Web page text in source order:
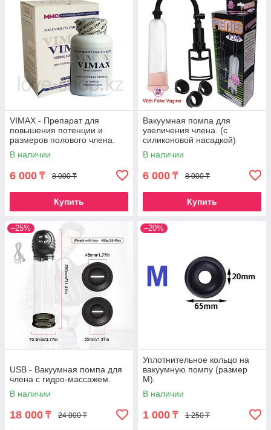
VIMAX - Препарат для
повышения потенции и
размеров полового члена.
В наличии
6 000 ₸ 8 000 ₸
Купить
Вакуумная помпа для
увеличения члена. (с
силиконовой насадкой)
В наличии
6 000 ₸ 8 000 ₸
Купить
–25%
USB - Вакуумная помпа для
члена с гидро-массажем.
В наличии
18 000 ₸ 24 000 ₸
–20%
Уплотнительное кольцо на
вакуумную помпу (размер
М).
В наличии
1 000 ₸ 1 250 ₸